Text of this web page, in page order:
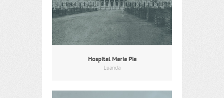
Hospital Maria Pia
Luanda